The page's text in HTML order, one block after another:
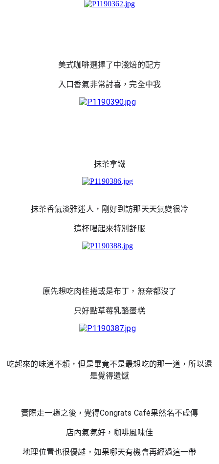
美式咖啡選擇了中淺焙的配方
入口香氣非常討喜，完全中我
抹茶拿鐵
抹茶香氣淡雅迷人，剛好到訪那天天氣變很冷
這杯喝起來特別舒服
原先想吃肉桂捲或是布丁，無奈都沒了
只好點草莓乳酪蛋糕
吃起來的味道不賴，但是畢竟不是最想吃的那一道，所以還
是覺得遺憾
實際走一趟之後，覺得Congrats Café果然名不虛傳
店內氣氛好，咖啡風味佳
地理位置也很優越，如果哪天有機會再經過這一帶